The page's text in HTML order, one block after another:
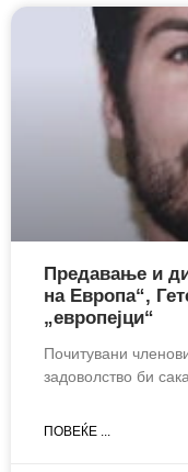
Предавање и
на Европа“,
„европејци“
Почитувани
задоволство би
ПОВЕЌЕ ...